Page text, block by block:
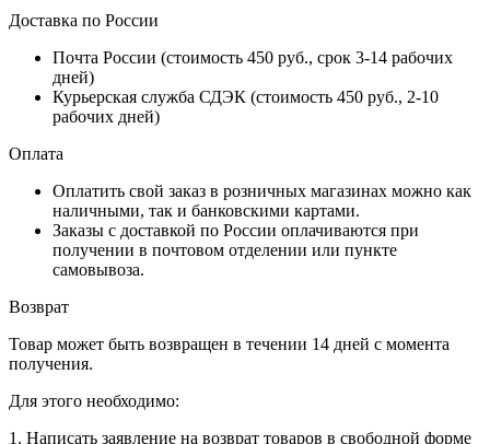
Доставка по России
Почта России (стоимость 450 руб., срок 3-14 рабочих
дней)
Курьерская служба СДЭК (стоимость 450 руб., 2-10
рабочих дней)
Оплата
Оплатить свой заказ в розничных магазинах можно как
наличными, так и банковскими картами.
Заказы с доставкой по России оплачиваются при
получении в почтовом отделении или пункте
самовывоза.
Возврат
Товар может быть возвращен в течении 14 дней с момента
получения.
Для этого необходимо:
1. Написать заявление на возврат товаров в свободной форме